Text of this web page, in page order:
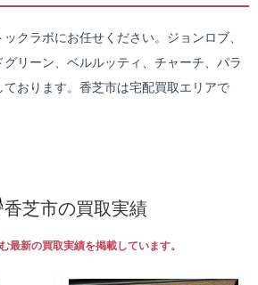
クラボにお任せください。ジョンロブ、
リーン、ベルルッティ、チャーチ、パラ
おります。香芝市は宅配買取エリアで
香芝市の買取実績
最新の買取実績を掲載しています。